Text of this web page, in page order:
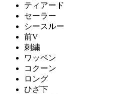
ティアード
セーラー
シースルー
前V
刺繍
ワッペン
コクーン
ロング
ひざ下